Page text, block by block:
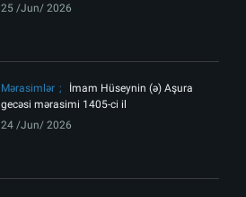
25 /Jun/ 2026
Mərasimlər
İmam Hüseynin (ə) Aşura
gecəsi mərasimi 1405-ci il
24 /Jun/ 2026